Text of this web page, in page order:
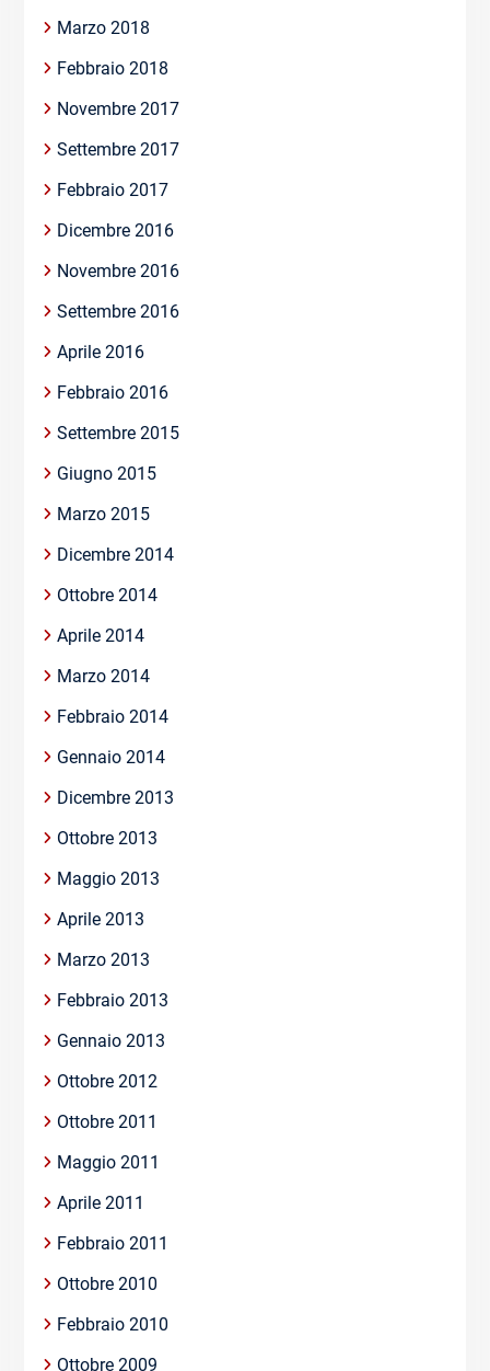
Marzo 2018
Febbraio 2018
Novembre 2017
Settembre 2017
Febbraio 2017
Dicembre 2016
Novembre 2016
Settembre 2016
Aprile 2016
Febbraio 2016
Settembre 2015
Giugno 2015
Marzo 2015
Dicembre 2014
Ottobre 2014
Aprile 2014
Marzo 2014
Febbraio 2014
Gennaio 2014
Dicembre 2013
Ottobre 2013
Maggio 2013
Aprile 2013
Marzo 2013
Febbraio 2013
Gennaio 2013
Ottobre 2012
Ottobre 2011
Maggio 2011
Aprile 2011
Febbraio 2011
Ottobre 2010
Febbraio 2010
Ottobre 2009